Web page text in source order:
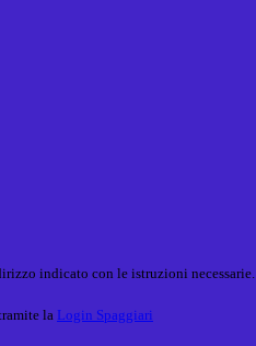
indicato con le istruzioni necessarie.
la Login Spaggiari